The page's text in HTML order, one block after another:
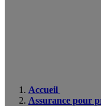
Accueil
Assurance pour